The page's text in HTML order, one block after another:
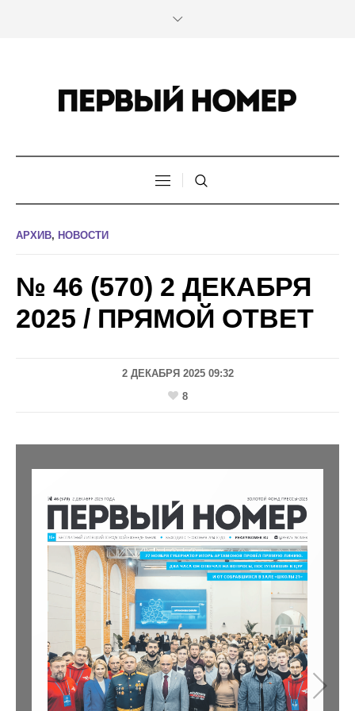
АРХИВ, НОВОСТИ
№ 46 (570) 2 ДЕКАБРЯ
2025 / ПРЯМОЙ ОТВЕТ
2 ДЕКАБРЯ 2025 09:32
8